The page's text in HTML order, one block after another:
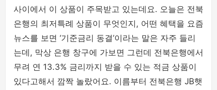
사이에서 이 상품이 주목받고 있는데요. 오늘은 전북
은행의 최저특례 상품이 무엇인지, 어떤 혜택을 요즘
뉴스를 보면 ‘기준금리 동결’이라는 말은 자주 들리
는데, 막상 은행 창구에 가보면 그런데 전북은행에서
무려 연 13.3% 금리까지 받을 수 있는 적금 상품이
있다고해서 깜짝 놀랐어요. 이름부터 전북은행 JB햇